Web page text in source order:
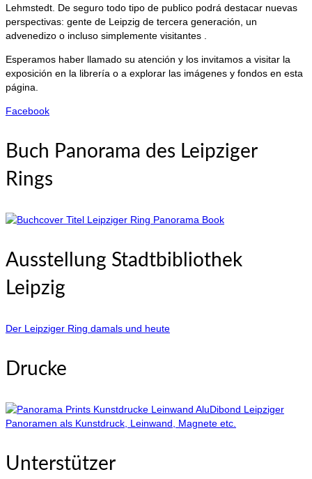
Lehmstedt. De seguro todo tipo de publico podrá destacar nuevas
perspectivas: gente de Leipzig de tercera generación, un
advenedizo o incluso simplemente visitantes .
Esperamos haber llamado su atención y los invitamos a visitar la
exposición en la librería o a explorar las imágenes y fondos en esta
página.
Facebook
Buch Panorama des Leipziger
Rings
Ausstellung Stadtbibliothek
Leipzig
Der Leipziger Ring damals und heute
Drucke
Leipziger
Panoramen als Kunstdruck, Leinwand, Magnete etc.
Unterstützer